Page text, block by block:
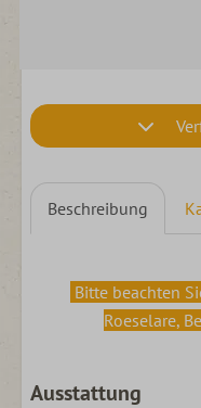
Beschreibung
Bitte beachten
Roeselare,
Ausstattung